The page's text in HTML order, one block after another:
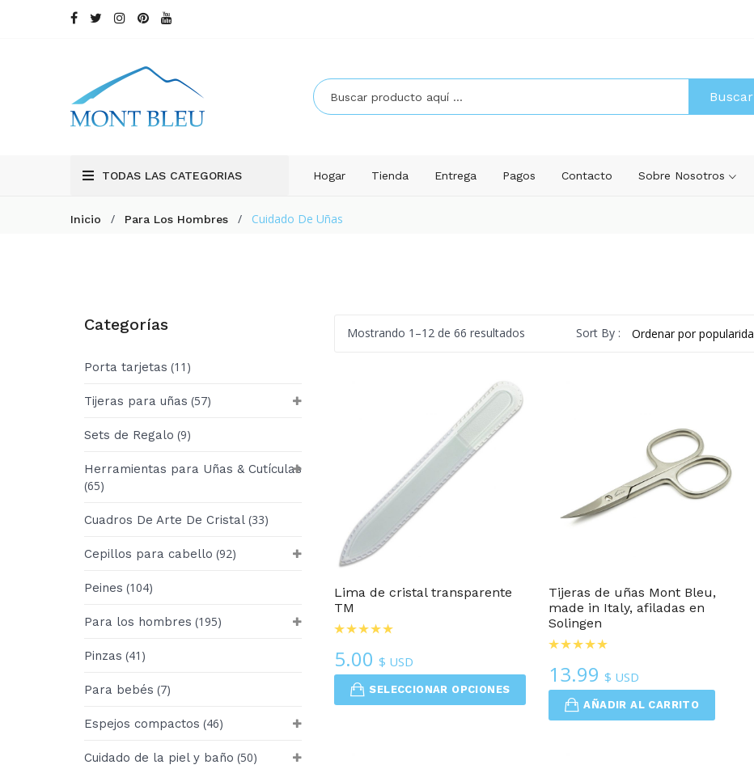
Buscar
TODAS LAS CATEGORIAS Hogar Tienda Entrega Pagos Contacto Sobre Nosotros
Inicio / Para Los Hombres / Cuidado De Uñas
Categorías
Porta tarjetas (11)
Tijeras para uñas (57)
Sets de Regalo (9)
Herramientas para Uñas & Cutículas
(65)
Cuadros De Arte De Cristal (33)
Cepillos para cabello (92)
Peines (104)
Para los hombres (195)
Pinzas (41)
Para bebés (7)
Espejos compactos (46)
Cuidado de la piel y baño (50)
Mostrando 1–12 de 66 resultados OrdenadoSort By :
Cuidado De Uñas
Lima de cristal transparente
TM
5.00 $ USD
SELECCIONAR OPCIONES
Cuidado De Uñas
Tijeras de uñas Mont Bleu,
made in Italy, afiladas en
Solingen
13.99$ USD
AÑADIR AL CARRITO